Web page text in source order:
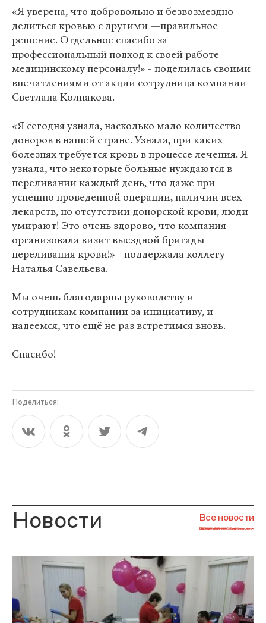
«Я уверена, что добровольно и безвозмездно
делиться кровью с другими —правильное
решение. Отдельное спасибо за
профессиональный подход к своей работе
медицинскому персоналу!» - поделилась своими
впечатлениями от акции сотрудница компании
Светлана Колпакова.
«Я сегодня узнала, насколько мало количество
доноров в нашей стране. Узнала, при каких
болезнях требуется кровь в процессе лечения. Я
узнала, что некоторые больные нуждаются в
переливании каждый день, что даже при
успешно проведенной операции, наличии всех
лекарств, но отсутствии донорской крови, люди
умирают! Это очень здорово, что компания
организовала визит выездной бригады
переливания крови!» - поддержала коллегу
Наталья Савельева.
Мы очень благодарны руководству и
сотрудникам компании за инициативу, и
надеемся, что ещё не раз встретимся вновь.
Спасибо!
Поделиться:
Новости Все новости